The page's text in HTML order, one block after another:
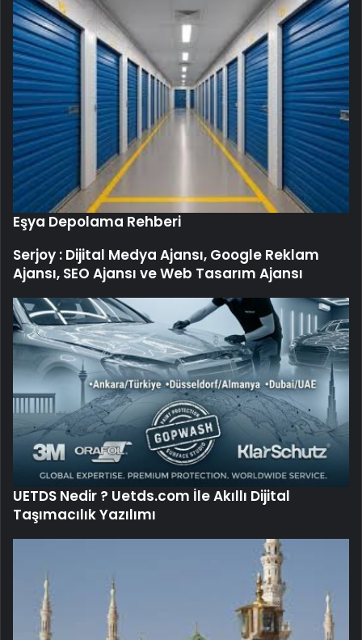
Eşya Depolama Rehberi
Serjoy : Dijital Medya Ajansı, Google Reklam
Ajansı, SEO Ajansı ve Web Tasarım Ajansı
UETDS Nedir ? Uetds.com İle Akıllı Dijital
Taşımacılık Yazılımı